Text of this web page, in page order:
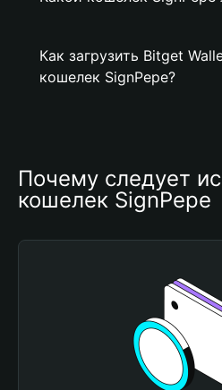
Как загрузить Bitget
кошелек SignPepe?
Почему следует
кошелек SignPepe